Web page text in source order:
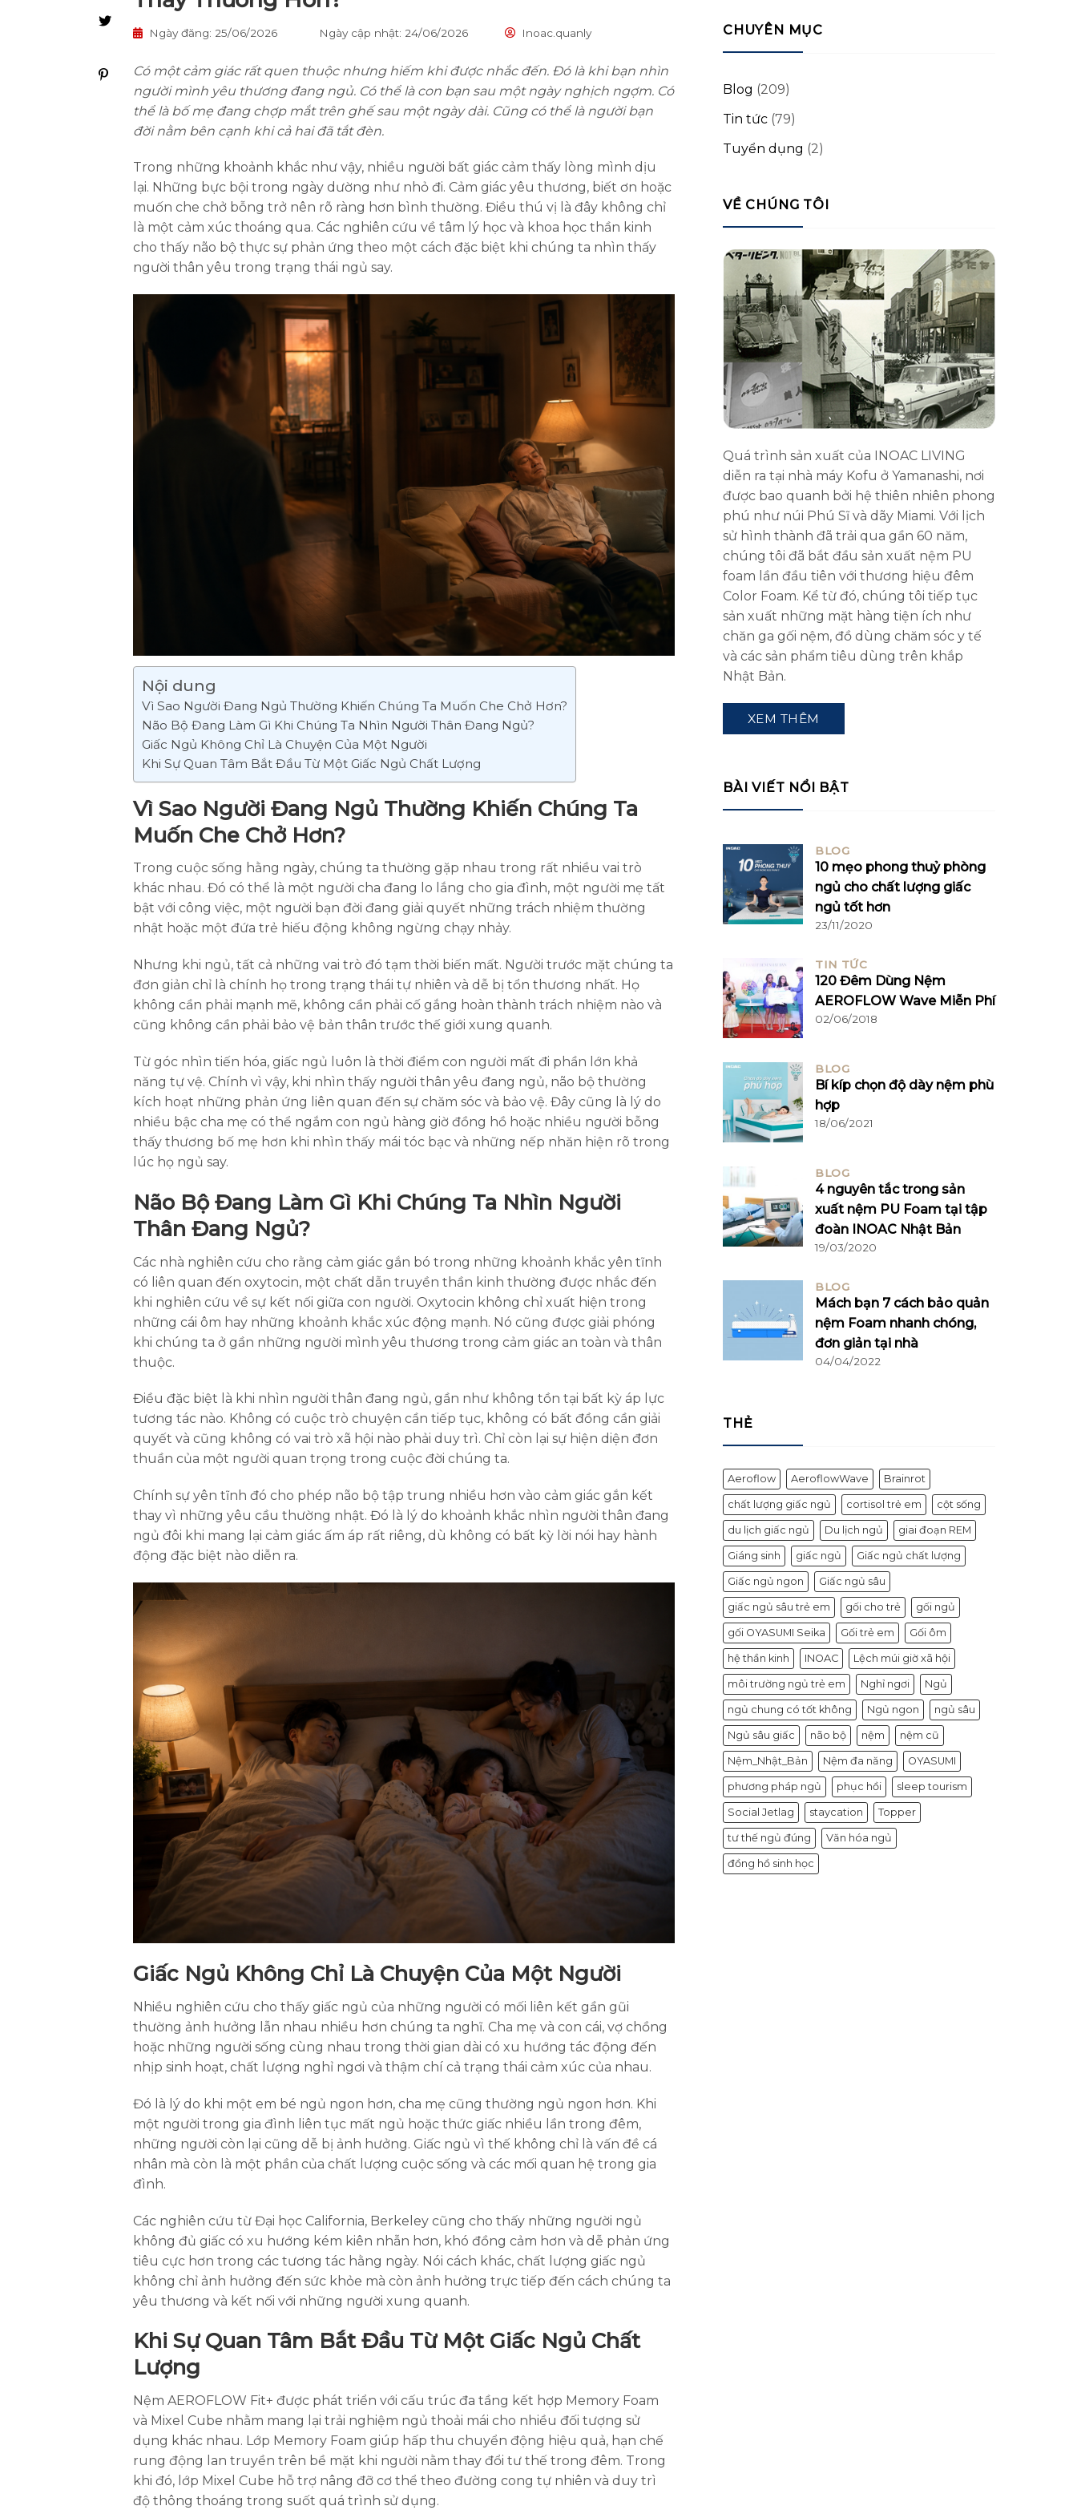
Ngày đăng: 25/06/2026 Ngày cập nhật: 24/06/2026 Inoac.quanly
Có một cảm giác rất quen thuộc nhưng hiếm khi được nhắc đến. Đó là khi bạn nhìn
người mình yêu thương đang ngủ. Có thể là con bạn sau một ngày nghịch ngợm. Có
thể là bố mẹ đang chợp mắt trên ghế sau một ngày dài. Cũng có thể là người bạn
đời nằm bên cạnh khi cả hai đã tắt đèn.
Trong những khoảnh khắc như vậy, nhiều người bất giác cảm thấy lòng mình dịu
lại. Những bực bội trong ngày dường như nhỏ đi. Cảm giác yêu thương, biết ơn hoặc
muốn che chở bỗng trở nên rõ ràng hơn bình thường. Điều thú vị là đây không chỉ
là một cảm xúc thoáng qua. Các nghiên cứu về tâm lý học và khoa học thần kinh
cho thấy não bộ thực sự phản ứng theo một cách đặc biệt khi chúng ta nhìn thấy
người thân yêu trong trạng thái ngủ say.
Nội dung
Vì Sao Người Đang Ngủ Thường Khiến Chúng Ta Muốn Che Chở Hơn?
Não Bộ Đang Làm Gì Khi Chúng Ta Nhìn Người Thân Đang Ngủ?
Giấc Ngủ Không Chỉ Là Chuyện Của Một Người
Khi Sự Quan Tâm Bắt Đầu Từ Một Giấc Ngủ Chất Lượng
Vì Sao Người Đang Ngủ Thường Khiến Chúng Ta
Muốn Che Chở Hơn?
Trong cuộc sống hằng ngày, chúng ta thường gặp nhau trong rất nhiều vai trò
khác nhau. Đó có thể là một người cha đang lo lắng cho gia đình, một người mẹ tất
bật với công việc, một người bạn đời đang giải quyết những trách nhiệm thường
nhật hoặc một đứa trẻ hiếu động không ngừng chạy nhảy.
Nhưng khi ngủ, tất cả những vai trò đó tạm thời biến mất. Người trước mặt chúng ta
đơn giản chỉ là chính họ trong trạng thái tự nhiên và dễ bị tổn thương nhất. Họ
không cần phải mạnh mẽ, không cần phải cố gắng hoàn thành trách nhiệm nào và
cũng không cần phải bảo vệ bản thân trước thế giới xung quanh.
Từ góc nhìn tiến hóa, giấc ngủ luôn là thời điểm con người mất đi phần lớn khả
năng tự vệ. Chính vì vậy, khi nhìn thấy người thân yêu đang ngủ, não bộ thường
kích hoạt những phản ứng liên quan đến sự chăm sóc và bảo vệ. Đây cũng là lý do
nhiều bậc cha mẹ có thể ngắm con ngủ hàng giờ đồng hồ hoặc nhiều người bỗng
thấy thương bố mẹ hơn khi nhìn thấy mái tóc bạc và những nếp nhăn hiện rõ trong
lúc họ ngủ say.
Não Bộ Đang Làm Gì Khi Chúng Ta Nhìn Người
Thân Đang Ngủ?
Các nhà nghiên cứu cho rằng cảm giác gắn bó trong những khoảnh khắc yên tĩnh
có liên quan đến oxytocin, một chất dẫn truyền thần kinh thường được nhắc đến
khi nghiên cứu về sự kết nối giữa con người. Oxytocin không chỉ xuất hiện trong
những cái ôm hay những khoảnh khắc xúc động mạnh. Nó cũng được giải phóng
khi chúng ta ở gần những người mình yêu thương trong cảm giác an toàn và thân
thuộc.
Điều đặc biệt là khi nhìn người thân đang ngủ, gần như không tồn tại bất kỳ áp lực
tương tác nào. Không có cuộc trò chuyện cần tiếp tục, không có bất đồng cần giải
quyết và cũng không có vai trò xã hội nào phải duy trì. Chỉ còn lại sự hiện diện đơn
thuần của một người quan trọng trong cuộc đời chúng ta.
Chính sự yên tĩnh đó cho phép não bộ tập trung nhiều hơn vào cảm giác gắn kết
thay vì những yêu cầu thường nhật. Đó là lý do khoảnh khắc nhìn người thân đang
ngủ đôi khi mang lại cảm giác ấm áp rất riêng, dù không có bất kỳ lời nói hay hành
động đặc biệt nào diễn ra.
Giấc Ngủ Không Chỉ Là Chuyện Của Một Người
Nhiều nghiên cứu cho thấy giấc ngủ của những người có mối liên kết gần gũi
thường ảnh hưởng lẫn nhau nhiều hơn chúng ta nghĩ. Cha mẹ và con cái, vợ chồng
hoặc những người sống cùng nhau trong thời gian dài có xu hướng tác động đến
nhịp sinh hoạt, chất lượng nghỉ ngơi và thậm chí cả trạng thái cảm xúc của nhau.
Đó là lý do khi một em bé ngủ ngon hơn, cha mẹ cũng thường ngủ ngon hơn. Khi
một người trong gia đình liên tục mất ngủ hoặc thức giấc nhiều lần trong đêm,
những người còn lại cũng dễ bị ảnh hưởng. Giấc ngủ vì thế không chỉ là vấn đề cá
nhân mà còn là một phần của chất lượng cuộc sống và các mối quan hệ trong gia
đình.
Các nghiên cứu từ Đại học California, Berkeley cũng cho thấy những người ngủ
không đủ giấc có xu hướng kém kiên nhẫn hơn, khó đồng cảm hơn và dễ phản ứng
tiêu cực hơn trong các tương tác hằng ngày. Nói cách khác, chất lượng giấc ngủ
không chỉ ảnh hưởng đến sức khỏe mà còn ảnh hưởng trực tiếp đến cách chúng ta
yêu thương và kết nối với những người xung quanh.
Khi Sự Quan Tâm Bắt Đầu Từ Một Giấc Ngủ Chất
Lượng
Nệm AEROFLOW Fit+ được phát triển với cấu trúc đa tầng kết hợp Memory Foam
và Mixel Cube nhằm mang lại trải nghiệm ngủ thoải mái cho nhiều đối tượng sử
dụng khác nhau. Lớp Memory Foam giúp hấp thu chuyển động hiệu quả, hạn chế
rung động lan truyền trên bề mặt khi người nằm thay đổi tư thế trong đêm. Trong
khi đó, lớp Mixel Cube hỗ trợ nâng đỡ cơ thể theo đường cong tự nhiên và duy trì
độ thông thoáng trong suốt quá trình sử dụng.
CHUYÊN MỤC
Blog (209)
Tin tức (79)
Tuyển dụng (2)
VỀ CHÚNG TÔI
Quá trình sản xuất của INOAC LIVING
diễn ra tại nhà máy Kofu ở Yamanashi, nơi
được bao quanh bởi hệ thiên nhiên phong
phú như núi Phú Sĩ và dãy Miami. Với lịch
sử hình thành đã trải qua gần 60 năm,
chúng tôi đã bắt đầu sản xuất nệm PU
foam lần đầu tiên với thương hiệu đêm
Color Foam. Kể từ đó, chúng tôi tiếp tục
sản xuất những mặt hàng tiện ích như
chăn ga gối nệm, đồ dùng chăm sóc y tế
và các sản phẩm tiêu dùng trên khắp
Nhật Bản.
XEM THÊM
BÀI VIẾT NỔI BẬT
BLOG
10 mẹo phong thuỷ phòng
ngủ cho chất lượng giấc
ngủ tốt hơn
23/11/2020
TIN TỨC
120 Đêm Dùng Nệm
AEROFLOW Wave Miễn Phí
02/06/2018
BLOG
Bí kíp chọn độ dày nệm phù
hợp
18/06/2021
BLOG
4 nguyên tắc trong sản
xuất nệm PU Foam tại tập
đoàn INOAC Nhật Bản
19/03/2020
BLOG
Mách bạn 7 cách bảo quản
nệm Foam nhanh chóng,
đơn giản tại nhà
04/04/2022
THẺ
Aeroflow AeroflowWave Brainrot
chất lượng giấc ngủ cortisol trẻ em cột sống
du lịch giấc ngủ Du lịch ngủ giai đoạn REM
Giáng sinh giấc ngủ Giấc ngủ chất lượng
Giấc ngủ ngon Giấc ngủ sâu
giấc ngủ sâu trẻ em gối cho trẻ gối ngủ
gối OYASUMI Seika Gối trẻ em Gối ôm
hệ thần kinh INOAC Lệch múi giờ xã hội
môi trường ngủ trẻ em Nghỉ ngơi Ngủ
ngủ chung có tốt không Ngủ ngon ngủ sâu
Ngủ sâu giấc não bộ nệm nệm cũ
Nệm_Nhật_Bản Nệm đa năng OYASUMI
phương pháp ngủ phục hồi sleep tourism
Social Jetlag staycation Topper
tư thế ngủ đúng Văn hóa ngủ
đồng hồ sinh học